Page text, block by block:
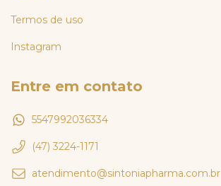
Termos de uso
Instagram
Entre em contato
5547992036334
(47) 3224-1171
atendimento@sintoniapharma.com.br